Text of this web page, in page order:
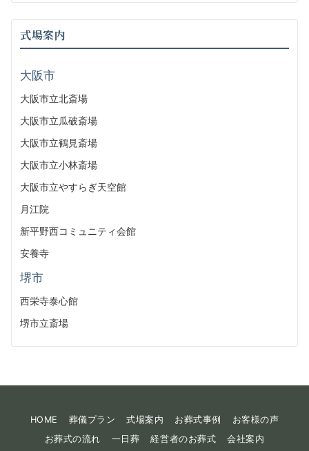
式場案内
大阪市
大阪市立北斎場
大阪市立瓜破斎場
大阪市立鶴見斎場
大阪市立小林斎場
大阪市立やすらぎ天空館
月江院
新平野西コミュニティ会館
安養寺
堺市
西栄寺泰心館
堺市立斎場
HOME 葬儀プラン 式場案内 お葬式事例
お客様の声
お葬式の流れ
一日葬 経営者のお葬式 会社案内